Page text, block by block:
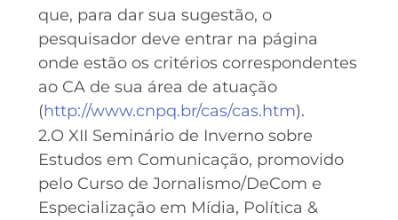
que, para dar sua sugestão, o
pesquisador deve entrar na página
onde estão os critérios correspondentes
ao CA de sua área de atuação
(http://www.cnpq.br/cas/cas.htm).
2.O XII Seminário de Inverno sobre
Estudos em Comunicação, promovido
pelo Curso de Jornalismo/DeCom e
Especialização em Mídia, Política &